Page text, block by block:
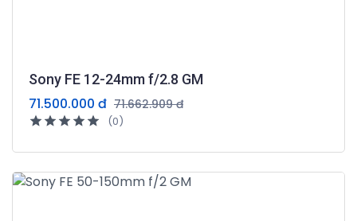
Sony FE 12-24mm f/2.8 GM
71.500.000 đ 71.662.909 đ
(0)